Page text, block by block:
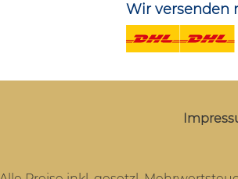
Wir versenden